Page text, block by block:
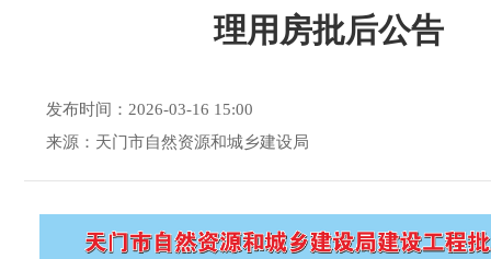
理用房批后公告
发布时间：2026-03-16 15:00
来源：天门市自然资源和城乡建设局